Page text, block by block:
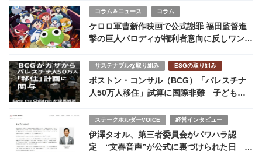
コラム＆ニュース コラム
ケロロ軍曹新作映画で公式謝罪 福田監督進
撃の巨人パロディが権利者意向に反しワンパ
サステナブルな取り組み ESGの取り組み
ボストン・コンサル（BCG）「パレスチナ
人50万人移住」試算に国際非難 子ども殺
か？ステークホルダーVOICE 経営インタビュー
伊澤タオル、第三者委員会がパワハラ認
定 “文春音声”が公式に裏づけられた日 そ